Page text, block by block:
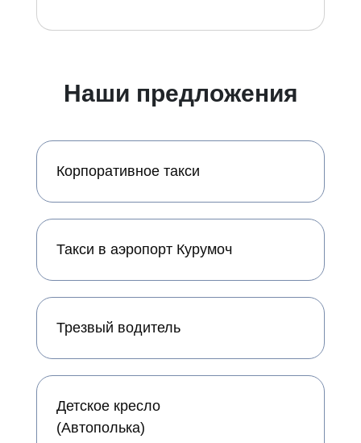
Наши предложения
Корпоративное такси
Такси в аэропорт Курумоч
Трезвый водитель
Детское кресло
(Автополька)